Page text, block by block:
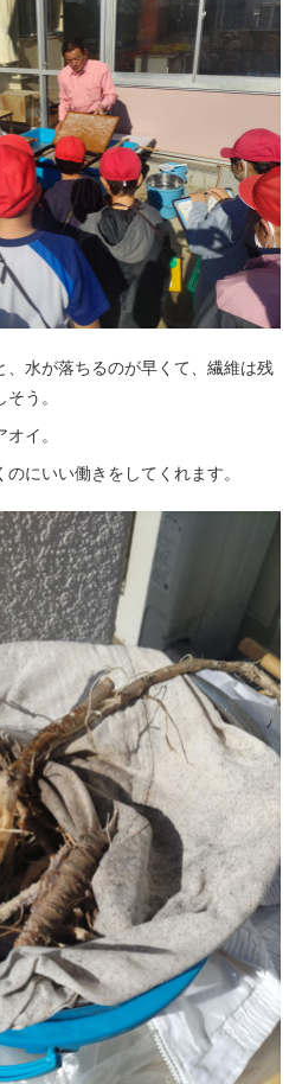
水が落ちるのが早くて、繊維は残
う。
イ。
にいい働きをしてくれます。